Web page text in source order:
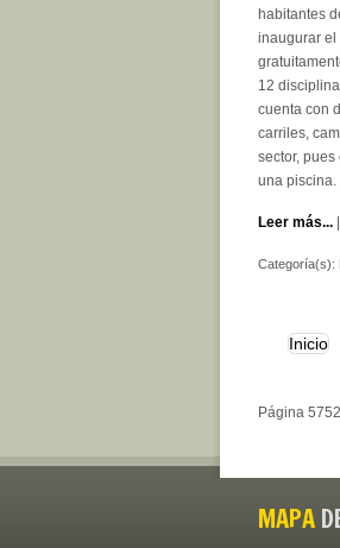
habitantes
inaugurar el
12
cuenta con
carriles,
sector,
una piscina.
Leer más...
Categoría(s):
Inicio
Página
MAPA